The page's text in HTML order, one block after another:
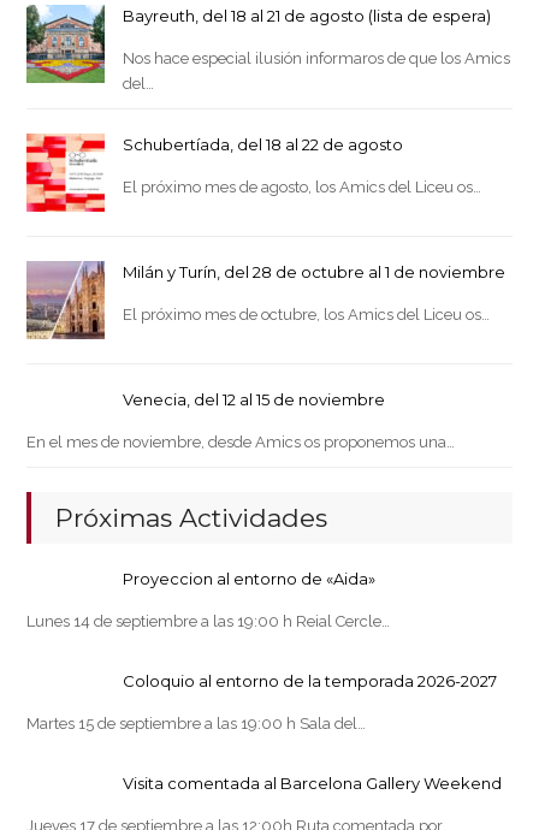
Bayreuth, del 18 al 21 de agosto (lista de espera)
Nos hace especial ilusión informaros de que los Amics
del…
Schubertíada, del 18 al 22 de agosto
El próximo mes de agosto, los Amics del Liceu os…
Milán y Turín, del 28 de octubre al 1 de noviembre
El próximo mes de octubre, los Amics del Liceu os…
Venecia, del 12 al 15 de noviembre
En el mes de noviembre, desde Amics os proponemos una…
Próximas Actividades
Proyeccion al entorno de «Aida»
Lunes 14 de septiembre a las 19:00 h Reial Cercle…
Coloquio al entorno de la temporada 2026-2027
Martes 15 de septiembre a las 19:00 h Sala del…
Visita comentada al Barcelona Gallery Weekend
Jueves 17 de septiembre a las 12:00h Ruta comentada por…